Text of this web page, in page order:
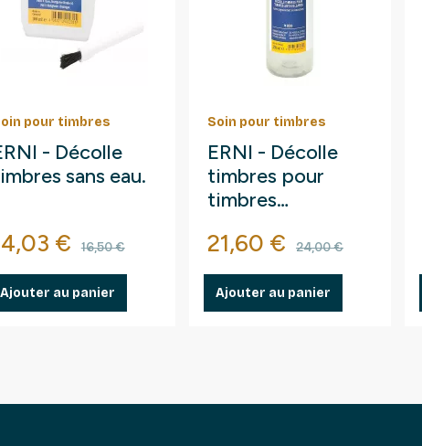
pour timbres
- Décolle
sans eau.
€ Prix de base
16,50 €
Ajouter au panier
Soin pour timbres
ERNI - Décolle
timbres pour
timbres
Prix
21,60 € Prix de base
24,00 €
Ajouter au panier